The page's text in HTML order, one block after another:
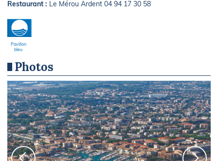
Restaurant : Le Mérou Ardent 04 94 17 30 58
Pavillon
bleu
Photos